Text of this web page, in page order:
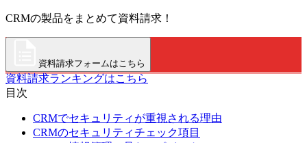
CRMの製品をまとめて資料請求！
資料請求フォームはこちら
資料請求ランキングはこちら
目次
CRMでセキュリティが重視される理由
CRMのセキュリティチェック項目